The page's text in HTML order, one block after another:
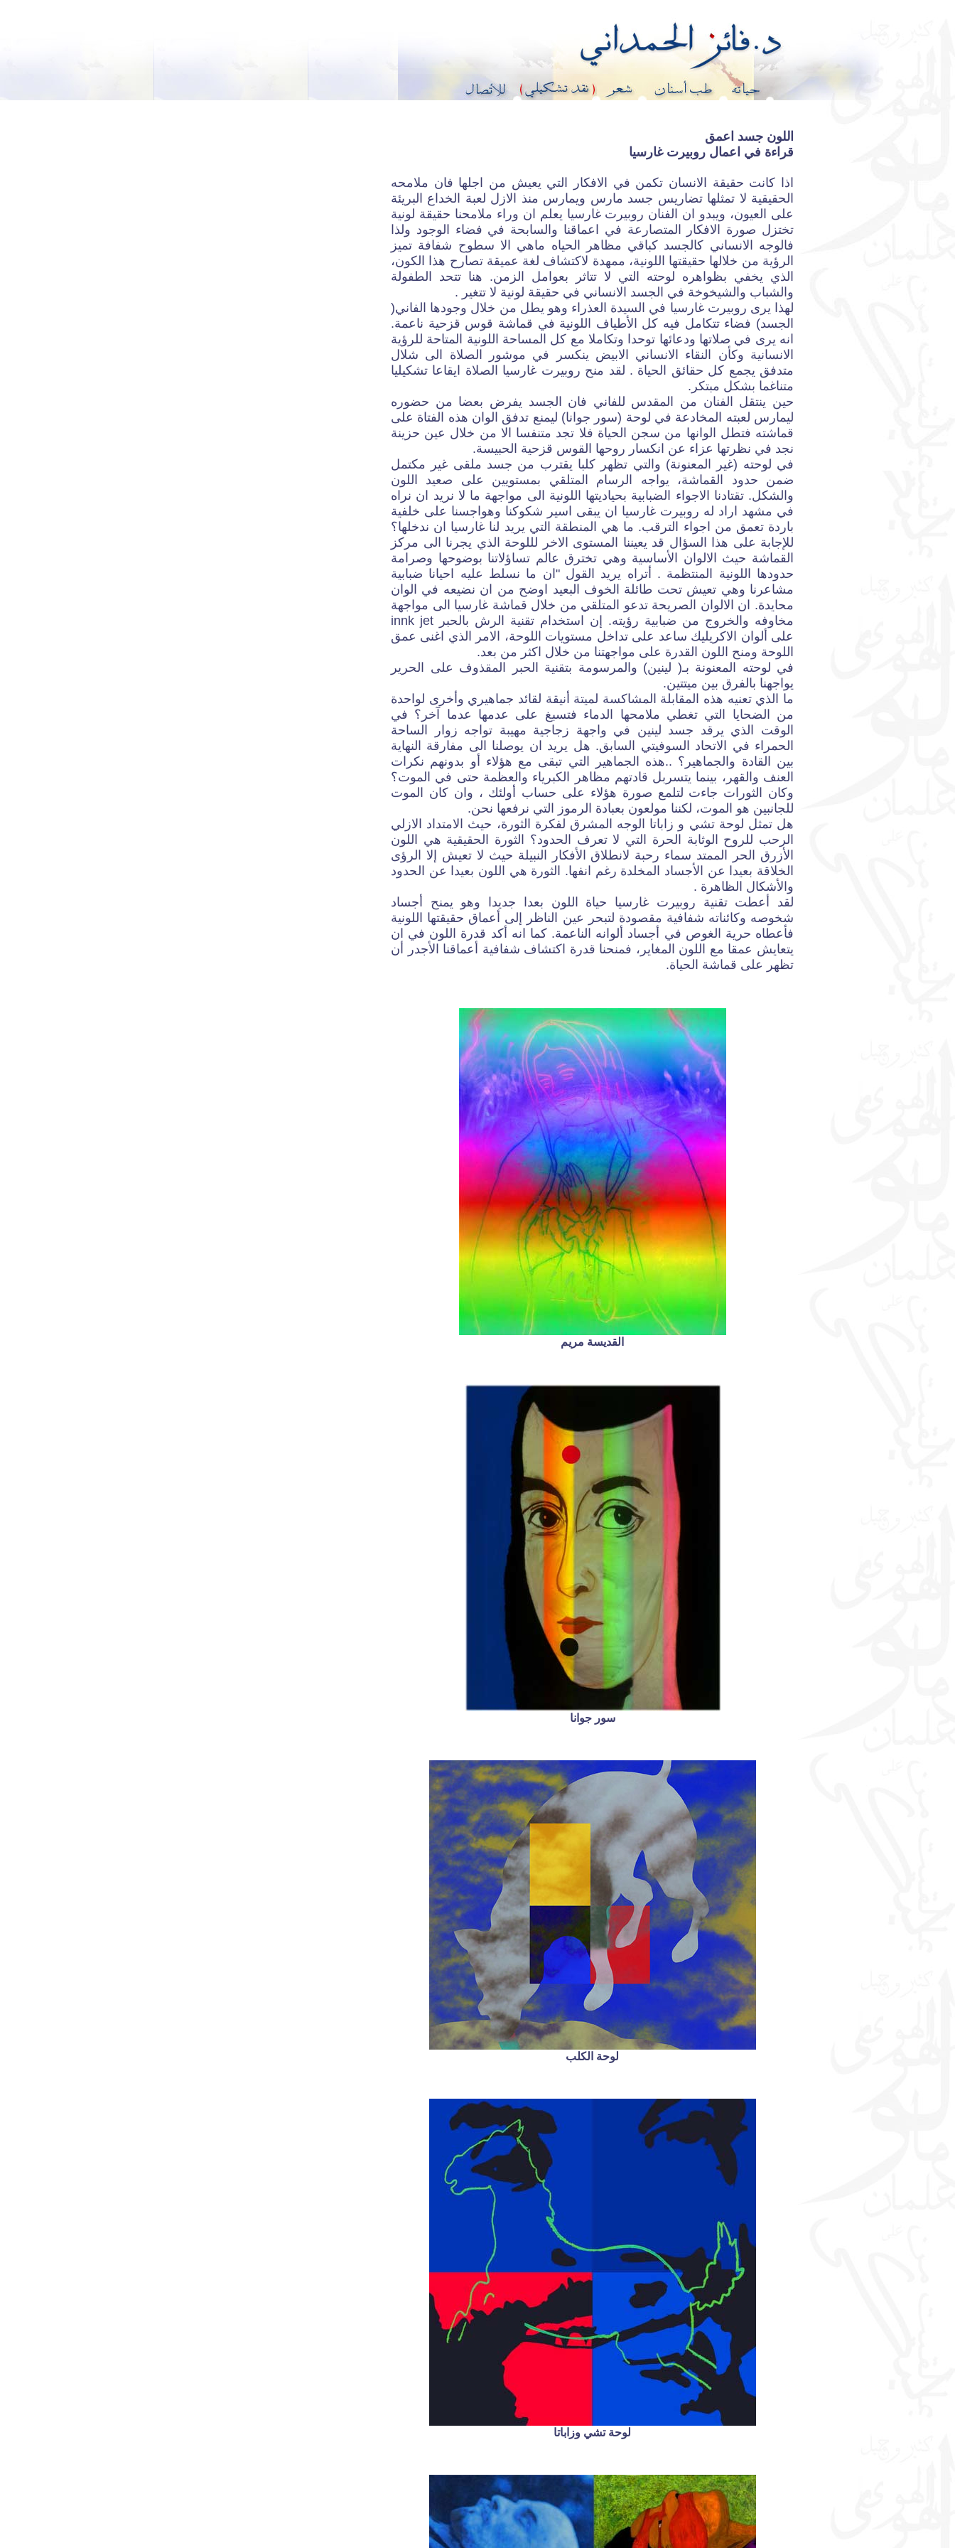
اللون جسد اعمق
قراءة في اعمال روبيرت غارسيا
اذا كانت حقيقة الانسان تكمن في الافكار التي يعيش من اجلها فان ملامحه
الحقيقية لا تمثلها تضاريس جسد مارس ويمارس منذ الازل لعبة الخداع البريئة
على العيون، ويبدو ان الفنان روبيرت غارسيا يعلم ان وراء ملامحنا حقيقة لونية
تختزل صورة الافكار المتصارعة في اعماقنا والسابحة في فضاء الوجود ولذا
فالوجه الانساني كالجسد كباقي مظاهر الحياه ماهي الا سطوح شفافة تميز
الرؤية من خلالها حقيقتها اللونية، ممهدة لاكتشاف لغة عميقة تصارح هذا الكون،
الذي يخفي بظواهره لوحته التي لا تتاثر بعوامل الزمن. هنا تتحد الطفولة
والشباب والشيخوخة في الجسد الانساني في حقيقة لونية لا تتغير .
لهذا يرى روبيرت غارسيا في السيدة العذراء وهو يطل من خلال وجودها الفاني(
الجسد) فضاء تتكامل فيه كل الأطياف اللونية في قماشة قوس قزحية ناعمة.
انه يرى في صلاتها ودعائها توحدا وتكاملا مع كل المساحة اللونية المتاحة للرؤية
الانسانية وكأن النقاء الانساني الابيض ينكسر في موشور الصلاة الى شلال
متدفق يجمع كل حقائق الحياة . لقد منح روبيرت غارسيا الصلاة ايقاعا تشكيليا
متناغما بشكل مبتكر.
حين ينتقل الفنان من المقدس للفاني فان الجسد يفرض بعضا من حضوره
ليمارس لعبته المخادعة في لوحة (سور جوانا) ليمنع تدفق الوان هذه الفتاة على
قماشته فتطل الوانها من سجن الحياة فلا تجد متنفسا الا من خلال عين حزينة
نجد في نظرتها عزاء عن انكسار روحها القوس قزحية الحبيسة.
في لوحته (غير المعنونة) والتي تظهر كلبا يقترب من جسد ملقى غير مكتمل
ضمن حدود القماشة، يواجه الرسام المتلقي بمستويين على صعيد اللون
والشكل. تقتادنا الاجواء الضبابية بحياديتها اللونية الى مواجهة ما لا نريد ان نراه
في مشهد اراد له روبيرت غارسيا ان يبقى اسير شكوكنا وهواجسنا على خلفية
باردة تعمق من اجواء الترقب. ما هي المنطقة التي يريد لنا غارسيا ان ندخلها؟
للإجابة على هذا السؤال قد يعيننا المستوى الاخر لللوحة الذي يجرنا الى مركز
القماشة حيث الالوان الأساسية وهي تخترق عالم تساؤلاتنا بوضوحها وصرامة
حدودها اللونية المنتظمة . أتراه يريد القول "ان ما نسلط عليه احيانا ضبابية
مشاعرنا وهي تعيش تحت طائلة الخوف البعيد اوضح من ان نضيعه في الوان
محايدة. ان الالوان الصريحة تدعو المتلقي من خلال قماشة غارسيا الى مواجهة
مخاوفه والخروج من ضبابية رؤيته. إن استخدام تقنية الرش بالحبر innk jet
على ألوان الاكريليك ساعد على تداخل مستويات اللوحة، الامر الذي اغنى عمق
اللوحة ومنح اللون القدرة على مواجهتنا من خلال اكثر من بعد.
في لوحته المعنونة بـ( لينين) والمرسومة بتقنية الحبر المقذوف على الحرير
يواجهنا بالفرق بين ميتتين.
ما الذي تعنيه هذه المقابلة المشاكسة لميتة أنيقة لقائد جماهيري وأخرى لواحدة
من الضحايا التي تغطي ملامحها الدماء فتسبغ على عدمها عدما آخر؟ في
الوقت الذي يرقد جسد لينين في واجهة زجاجية مهيبة تواجه زوار الساحة
الحمراء في الاتحاد السوفيتي السابق. هل يريد ان يوصلنا الى مفارقة النهاية
بين القادة والجماهير؟ ..هذه الجماهير التي تبقى مع هؤلاء أو بدونهم نكرات
العنف والقهر، بينما يتسربل قادتهم مظاهر الكبرياء والعظمة حتى في الموت؟
وكان الثورات جاءت لتلمع صورة هؤلاء على حساب أولئك ، وان كان الموت
للجانبين هو الموت، لكننا مولعون بعبادة الرموز التي نرفعها نحن.
هل تمثل لوحة تشي و زاباتا الوجه المشرق لفكرة الثورة، حيث الامتداد الازلي
الرحب للروح الوثابة الحرة التي لا تعرف الحدود؟ الثورة الحقيقية هي اللون
الأزرق الحر الممتد سماء رحبة لانطلاق الأفكار النبيلة حيث لا تعيش إلا الرؤى
الخلاقة بعيدا عن الأجساد المخلدة رغم انفها. الثورة هي اللون بعيدا عن الحدود
والأشكال الظاهرة .
لقد أعطت تقنية روبيرت غارسيا حياة اللون بعدا جديدا وهو يمنح أجساد
شخوصه وكائناته شفافية مقصودة لتبحر عين الناظر إلى أعماق حقيقتها اللونية
فأعطاه حرية الغوص في أجساد ألوانه الناعمة. كما انه أكد قدرة اللون في ان
يتعايش عمقا مع اللون المغاير، فمنحنا قدرة اكتشاف شفافية أعماقنا الأجدر أن
تظهر على قماشة الحياة.
القديسة مريم
سور جوانا
لوحة الكلب
لوحة تشي وزاباتا